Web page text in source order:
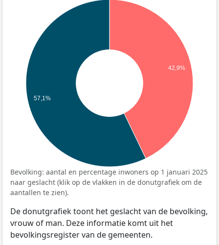
42,9%
57,1%
Bevolking: aantal en percentage inwoners op 1 januari 2025
naar geslacht (klik op de vlakken in de donutgrafiek om de
aantallen te zien).
De donutgrafiek toont het geslacht van de bevolking,
vrouw of man. Deze informatie komt uit het
bevolkingsregister van de gemeenten.